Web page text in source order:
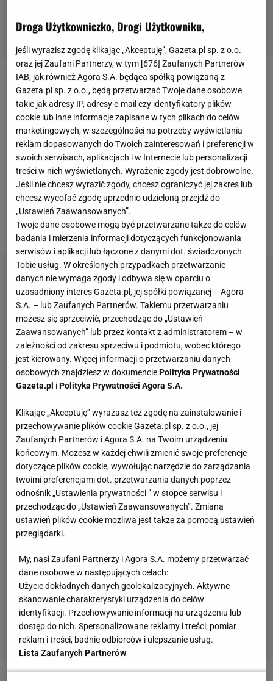
Jeszcze przed niedzielnymmeczem było jasne, że
atmosfera podczas tego spotkania może być różna.
Temat relacji polsko-ukraińskich od zawsze jest
bardzo delikatny, a w ostatnich dniach zrobiło się
szczególnie nerwowo, jako że prezydent Wołodymyr
Zełenski nadał jednej z jednostek wojskowych imię
"Bohaterów UPA", czyli organizacji odpowiedzialnej
za masakrę na Wołyniu. Co oczywiście wywołało
oburzenie polskiego rządu.
Droga Użytkowniczko, Drogi Użytkowniku,
jeśli wyrazisz zgodę klikając „Akceptuję”, Gazeta.pl sp. z o.o.
oraz jej Zaufani Partnerzy, w tym [676] Zaufanych Partnerów
IAB, jak również Agora S.A. będąca spółką powiązaną z
Gazeta.pl sp. z o.o., będą przetwarzać Twoje dane osobowe
takie jak adresy IP, adresy e-mail czy identyfikatory plików
cookie lub inne informacje zapisane w tych plikach do celów
marketingowych, w szczególności na potrzeby wyświetlania
reklam dopasowanych do Twoich zainteresowań i preferencji w
swoich serwisach, aplikacjach i w Internecie lub personalizacji
treści w nich wyświetlanych. Wyrażenie zgody jest dobrowolne.
Jeśli nie chcesz wyrazić zgody, chcesz ograniczyć jej zakres lub
chcesz wycofać zgodę uprzednio udzieloną przejdź do
„Ustawień Zaawansowanych”.
Twoje dane osobowe mogą być przetwarzane także do celów
badania i mierzenia informacji dotyczących funkcjonowania
serwisów i aplikacji lub łączone z danymi dot. świadczonych
Tobie usług. W określonych przypadkach przetwarzanie
danych nie wymaga zgody i odbywa się w oparciu o
uzasadniony interes Gazeta.pl, jej spółki powiązanej – Agora
S.A. – lub Zaufanych Partnerów. Takiemu przetwarzaniu
możesz się sprzeciwić, przechodząc do „Ustawień
Zaawansowanych” lub przez kontakt z administratorem – w
zależności od zakresu sprzeciwu i podmiotu, wobec którego
jest kierowany. Więcej informacji o przetwarzaniu danych
osobowych znajdziesz w dokumenciePolityka Prywatności
Gazeta.pl iPolityka Prywatności Agora S.A.
Klikając „Akceptuję” wyrażasz też zgodę na zainstalowanie i
przechowywanie plików cookie Gazeta.pl sp. z o.o., jej
Zaufanych Partnerów i Agora S.A. na Twoim urządzeniu
końcowym. Możesz w każdej chwili zmienić swoje preferencje
dotyczące plików cookie, wywołując narzędzie do zarządzania
twoimi preferencjami dot. przetwarzania danych poprzez
odnośnik „Ustawienia prywatności ” w stopce serwisu i
przechodząc do „Ustawień Zaawansowanych”. Zmiana
ustawień plików cookie możliwa jest także za pomocą ustawień
przeglądarki.
My, nasi Zaufani Partnerzy i Agora S.A. możemy przetwarzać
dane osobowe w następujących celach:
Użycie dokładnych danych geolokalizacyjnych. Aktywne
skanowanie charakterystyki urządzenia do celów
identyfikacji. Przechowywanie informacji na urządzeniu lub
dostęp do nich. Spersonalizowane reklamy i treści, pomiar
reklam i treści, badnie odbiorców i ulepszanie usług.
Lista Zaufanych Partnerów